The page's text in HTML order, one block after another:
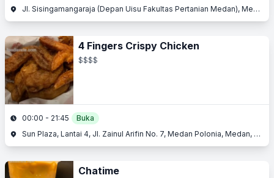
Jl. Sisingamangaraja (Depan Uisu Fakultas Pertanian Medan), Medan Kota, Medan, Sumatera Utara
4 Fingers Crispy Chicken
$$$$
00:00 - 21:45
Buka
Sun Plaza, Lantai 4, Jl. Zainul Arifin No. 7, Medan Polonia, Medan, Sumatera Utara
Chatime